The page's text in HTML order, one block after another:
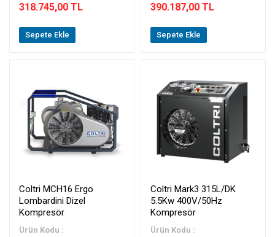
318.745,00 TL
Sepete Ekle
390.187,00 TL
Sepete Ekle
Coltri MCH16 Ergo
Lombardini Dizel
Kompresör
Ürün Kodu :
Coltri Mark3 315L/DK
5.5Kw 400V/50Hz
Kompresör
Ürün Kodu :